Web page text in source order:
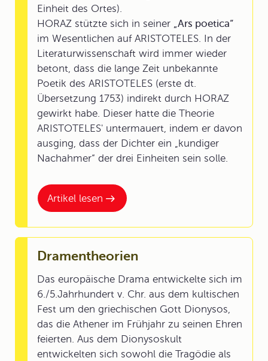
Artikel lesen
Einheit des Ortes).
HORAZ stützte sich in seiner „Ars poetica“
im Wesentlichen auf ARISTOTELES. In der
Literaturwissenschaft wird immer wieder
betont, dass die lange Zeit unbekannte
Poetik des ARISTOTELES (erste dt.
Übersetzung 1753) indirekt durch HORAZ
gewirkt habe. Dieser hatte die Theorie
ARISTOTELES' untermauert, indem er davon
ausging, dass der Dichter ein „kundiger
Nachahmer“ der drei Einheiten sein solle.
Dramentheorien
Das europäische Drama entwickelte sich im
6./5.Jahrhundert v. Chr. aus dem kultischen
Fest um den griechischen Gott Dionysos,
das die Athener im Frühjahr zu seinen Ehren
feierten. Aus dem Dionysoskult
entwickelten sich sowohl die Tragödie als